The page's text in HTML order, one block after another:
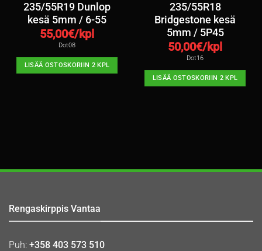
235/55R19 Dunlop
kesä 5mm / 6-55
55,00€/kpl
Dot08
LISÄÄ OSTOSKORIIN 2 KPL
235/55R18
Bridgestone kesä
5mm / 5P45
50,00€/kpl
Dot16
LISÄÄ OSTOSKORIIN 2 KPL
Rengaskirppis Vantaa
Puh: +358 403 573 510